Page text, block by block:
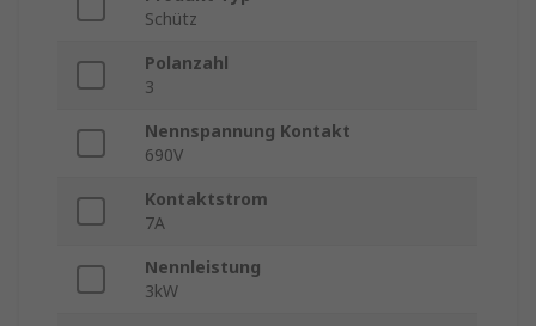
Schütz
Polanzahl
3
Nennspannung Kontakt
690V
Kontaktstrom
7A
Nennleistung
3kW